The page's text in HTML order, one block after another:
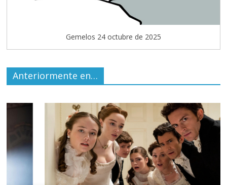
Gemelos 24 octubre de 2025
Anteriormente en…